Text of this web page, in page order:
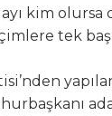
kim
tek